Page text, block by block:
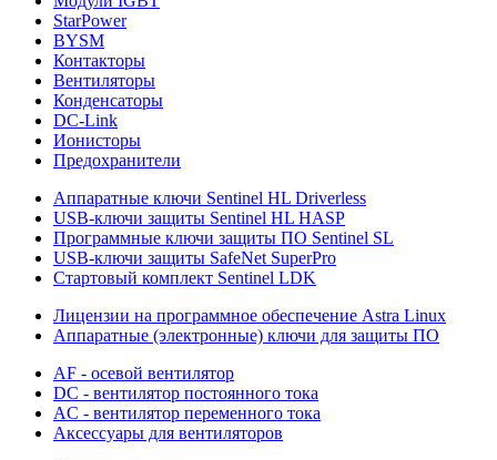
StarPower
BYSM
Контакторы
Вентиляторы
Конденсаторы
DC-Link
Ионисторы
Предохранители
Аппаратные ключи Sentinel HL Driverless
USB-ключи защиты Sentinel HL HASP
Программные ключи защиты ПО Sentinel SL
USB-ключи защиты SafeNet SuperPro
Стартовый комплект Sentinel LDK
Лицензии на программное обеспечение Astra Linux
Аппаратные (электронные) ключи для защиты ПО
AF - осевой вентилятор
DC - вентилятор постоянного тока
AC - вентилятор переменного тока
Аксессуары для вентиляторов